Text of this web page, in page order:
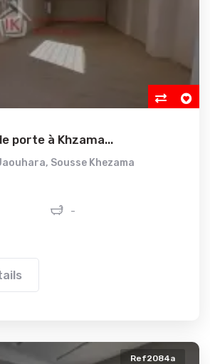
porte à Khzama...
, Sousse Khezama
-
Ref2084a